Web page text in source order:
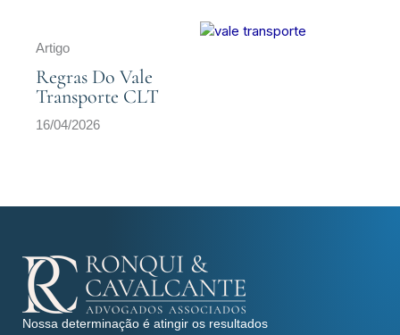
Artigo
Regras Do Vale
Transporte CLT
16/04/2026
Nossa determinação é atingir os resultados